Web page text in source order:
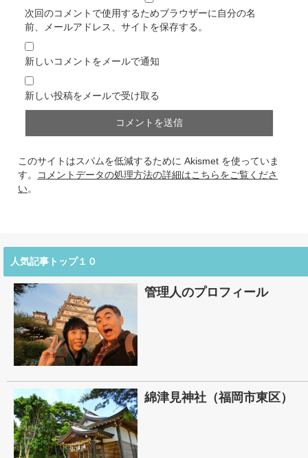
次回のコメントで使用するためブラウザーに自分の名
前、メールアドレス、サイトを保存する。
新しいコメントをメールで通知
新しい投稿をメールで受け取る
このサイトはスパムを低減するために Akismet を使っていま
す。
コメントデータの処理方法の詳細はこちらをご覧くださ
い。
人気記事トップ１０
管理人のプロフィール
綿津見神社（福岡市東区）